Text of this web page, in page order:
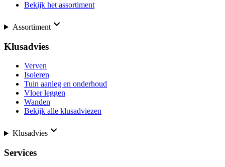
Bekijk het assortiment
Assortiment
Klusadvies
Verven
Isoleren
Tuin aanleg en onderhoud
Vloer leggen
Wanden
Bekijk alle klusadviezen
Klusadvies
Services